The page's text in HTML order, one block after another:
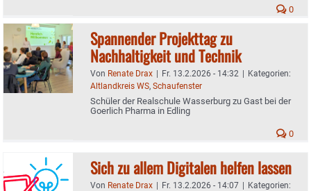
0
Spannender Projekttag zu
Nachhaltigkeit und Technik
Von Renate Drax | Fr. 13.2.2026 - 14:32 | Kategorien:
Altlandkreis WS, Schaufenster
Schüler der Realschule Wasserburg zu Gast bei der
Goerlich Pharma in Edling
0
Sich zu allem Digitalen helfen lassen
Von Renate Drax | Fr. 13.2.2026 - 14:07 | Kategorien: